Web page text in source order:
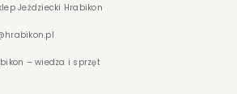
Jeździecki Hrabikon
– wiedza i sprzęt